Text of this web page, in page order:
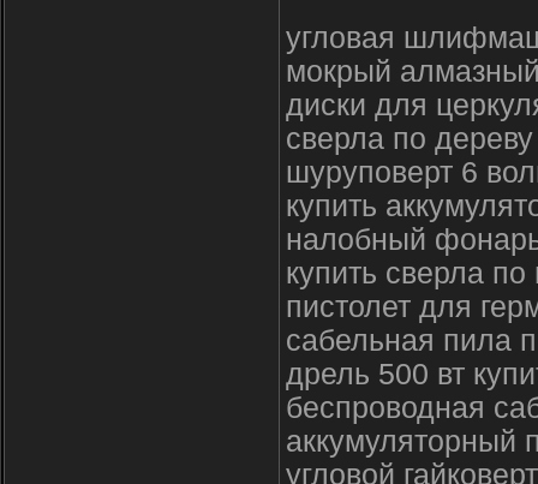
угловая
мокрый
диски для
сверла по
шуруповерт 6
купить
налобный
купить сверла
пистолет для
сабельная пила
дрель 500 вт
беспроводная
аккумуляторный
угловой